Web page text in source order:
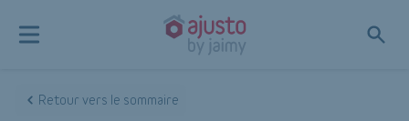
Retour vers le sommaire